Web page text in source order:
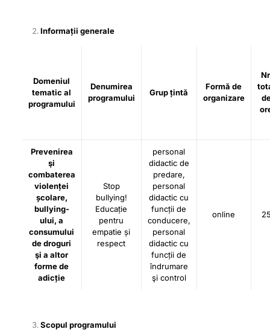
Informații generale
Domeniul
tematic al
programului
Denumirea
programului
Grup țintă
Formă de
organizare
Prevenirea
şi
combaterea
violenței
școlare,
bullying-
ului, a
consumului
de droguri
şi a altor
forme de
adicție
Stop
bullying!
Educație
pentru
empatie și
respect
personal
didactic de
predare,
personal
didactic cu
funcții de
conducere,
personal
didactic cu
funcții de
îndrumare
şi control
online
Scopul programului